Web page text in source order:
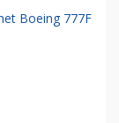
Boeing 777F